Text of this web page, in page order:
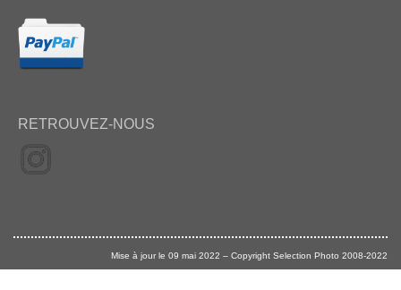
RETROUVEZ-NOUS
Mise à jour le 09 mai 2022 – Copyright Selection Photo 2008-2022